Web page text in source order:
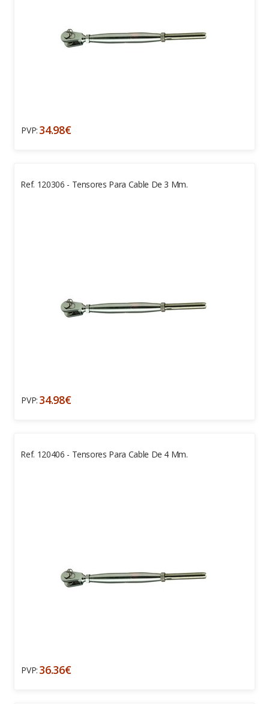
PVP: 34.98€
Ref. 120306 - Tensores Para Cable De 3 Mm.
PVP: 34.98€
Ref. 120406 - Tensores Para Cable De 4 Mm.
PVP: 36.36€